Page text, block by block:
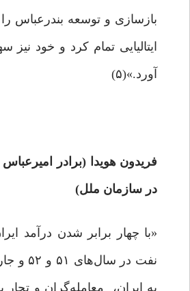
بازسازی و توسعه بندرعباس
ایتالیایی تمام کرد و خود
آورد.»(۵)
فریدون هویدا (برادر
در سازمان ملل)
«با چهار برابر شدن درآمد
نفت در
به ایران، معامله‌گران و تجار